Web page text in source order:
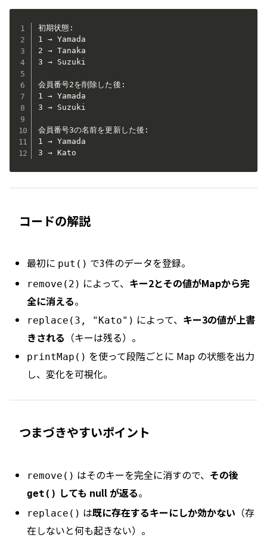
初期状態:
1 → Yamada
2 → Tanaka
3 → Suzuki
会員番号2を削除した後:
1 → Yamada
3 → Suzuki
会員番号3の名前を更新した後:
1 → Yamada
3 → Kato
コードの解説
最初に put() で3件のデータを登録。
remove(2) によって、 キー2とその値がMapから完
全に消える。
replace(3, "Kato") によって、 キー3の値が上書
きされる （キーは残る）。
printMap() を使って段階ごとに Map の状態を出力
し、変化を可視化。
つまづきやすいポイント
remove() はそのキーを完全に消すので、 その後
get() しても null が返る。
replace() は既に存在するキーにしか効かない （存
在しないと何も起きない）。